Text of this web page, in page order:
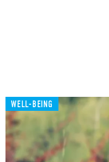
WELL-BEING